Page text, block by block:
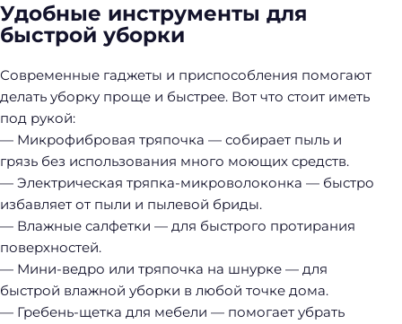
Удобные инструменты для
быстрой уборки
Современные гаджеты и приспособления помогают
делать уборку проще и быстрее. Вот что стоит иметь
под рукой:
— Микрофибровая тряпочка — собирает пыль и
грязь без использования много моющих средств.
— Электрическая тряпка-микроволоконка — быстро
избавляет от пыли и пылевой бриды.
— Влажные салфетки — для быстрого протирания
поверхностей.
— Мини-ведро или тряпочка на шнурке — для
быстрой влажной уборки в любой точке дома.
— Гребень-щетка для мебели — помогает убрать